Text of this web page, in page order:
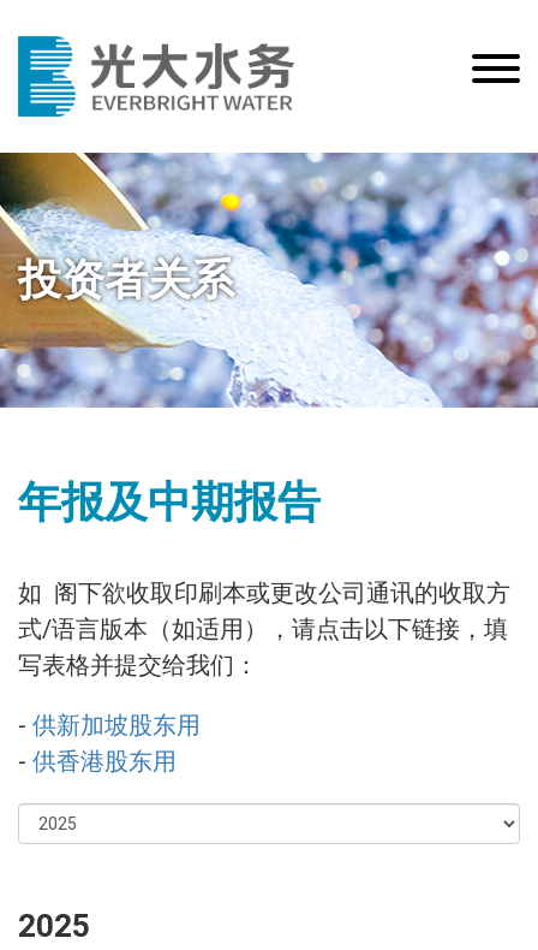
投资者关系
年报及中期报告
如 阁下欲收取印刷本或更改公司通讯的收取方
式/语言版本（如适用），请点击以下链接，填
写表格并提交给我们：
- 供新加坡股东用
- 供香港股东用
2025